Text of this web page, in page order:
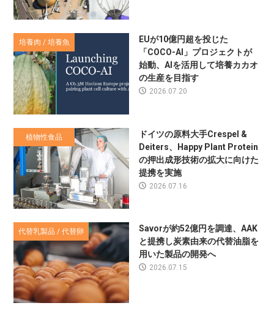
培養肉 / 培養魚
EUが10億円超を投じた
「COCO-AI」プロジェクトが
始動、AIを活用して培養カカオ
の生産を目指す
2026.07.20
植物性食品
ドイツの原料大手Crespel &
Deiters、Happy Plant Protein
の押出成形技術の拡大に向けた
提携を実施
2026.07.16
代替乳製品 / 代替卵
Savorが約52億円を調達、AAK
と提携し炭素由来の代替油脂を
用いた製品の開発へ
2026.07.15